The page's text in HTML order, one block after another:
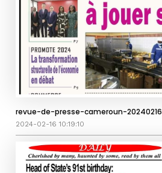
revue-de-presse-cameroun-20240216
2024-02-16 10:19:10